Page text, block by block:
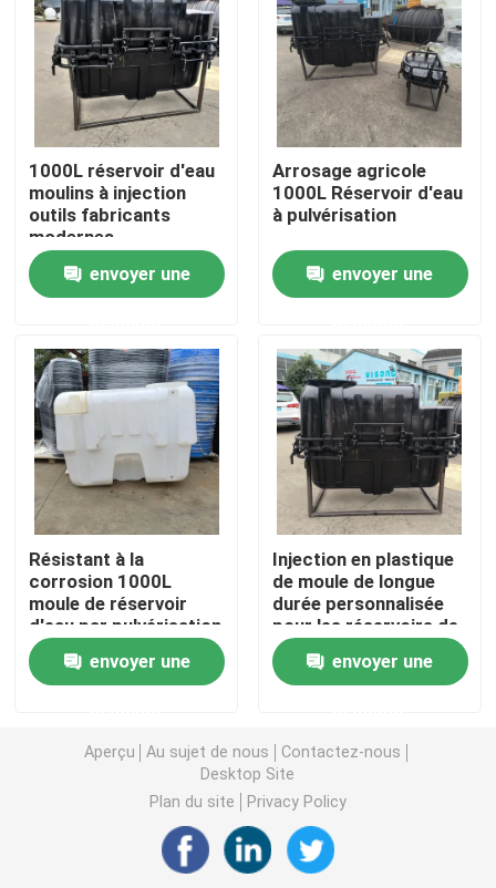
Visite d'usine
Contrôle de qualité
Contactez-nous
Nouvelles
Moule de Rotomoulding
Moule de fosse septique
Moule de réservoir d'eau
Moules de rotation en aluminium
Aluminium solide de billette
Machine de Rotomoulding de rock
machine de rotomoulage à navette
1000L réservoir d'eau
moulins à injection
outils fabricants
modernes
envoyer une
Arrosage agricole
1000L Réservoir d'eau
à pulvérisation
envoyer une
Résistant à la
corrosion 1000L
moule de réservoir
d'eau par pulvérisation
envoyer une
Injection en plastique
de moule de longue
durée personnalisée
pour les réservoirs de
stockage d'eau
envoyer une
Aperçu Au sujet de nous
Contactez-nous
Desktop Site
Plan du site
Privacy Policy